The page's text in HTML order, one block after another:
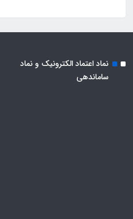
نماد اعتماد الکترونیک و نماد
ساماندهی